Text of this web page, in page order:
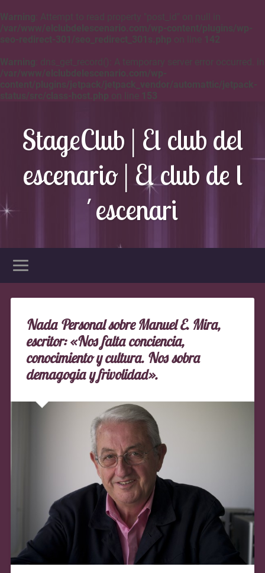
Warning : Attempt to read property "post_id" on null in
/var/www/elclubdelescenario.com/wp-content/plugins/wp-
seo-redirect-301/seo_redirect_301s.php on line 142
Warning : dns_get_record(): A temporary server error occurred. in
/var/www/elclubdelescenario.com/wp-
content/plugins/jetpack/jetpack_vendor/automattic/jetpack-
status/src/class-host.php on line 153
StageClub | El club del
escenario | El club de l
´escenari
Nada Personal sobre Manuel E. Mira,
escritor: «Nos falta conciencia,
conocimiento y cultura. Nos sobra
demagogia y frivolidad».